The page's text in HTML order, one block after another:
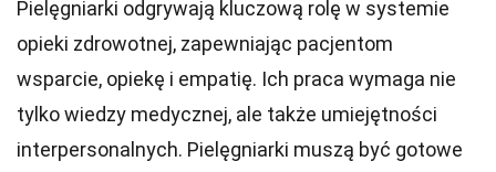
Pielęgniarki odgrywają kluczową rolę w systemie
opieki zdrowotnej, zapewniając pacjentom
wsparcie, opiekę i empatię. Ich praca wymaga nie
tylko wiedzy medycznej, ale także umiejętności
interpersonalnych. Pielęgniarki muszą być gotowe